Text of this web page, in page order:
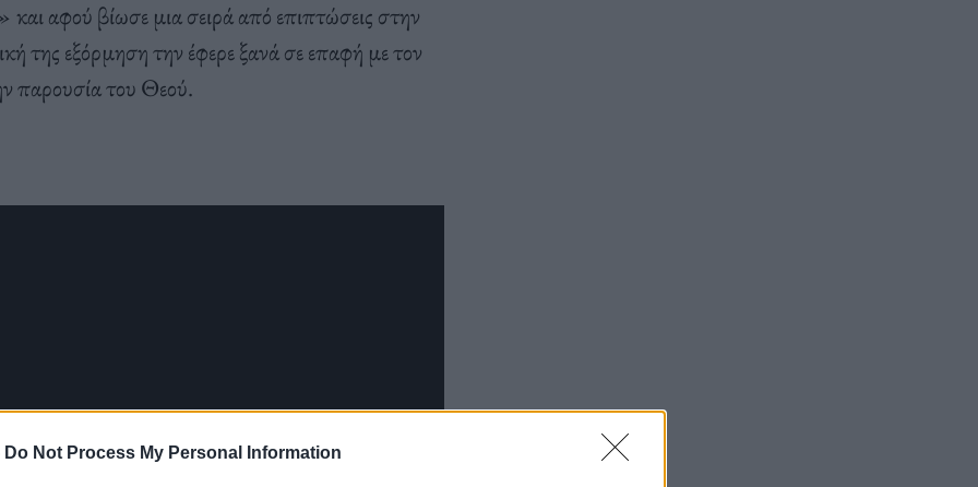
Do Not Process My Personal Information
και αφού βίωσε μια σειρά από επιπτώσεις στην
της εξόρμηση την έφερε ξανά σε επαφή με τον
παρουσία του Θεού.